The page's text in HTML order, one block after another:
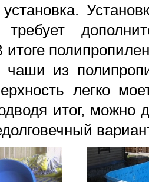
чаши из
легко
итог, можно